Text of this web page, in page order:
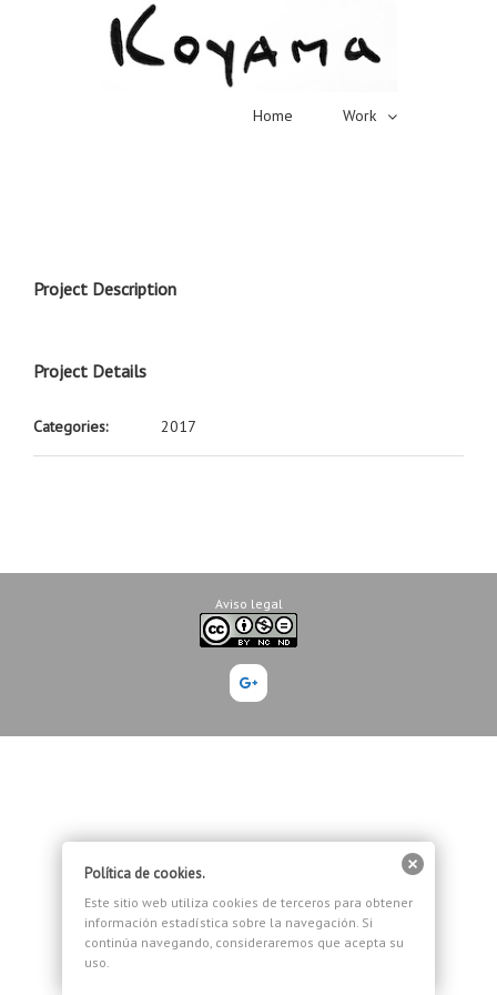
Home Work
Project Description
Project Details
Categories: 2017
Aviso legal
Google+
Política de cookies.
Este sitio web utiliza cookies de terceros para obtener
información estadística sobre la navegación. Si
continúa navegando, consideraremos que acepta su
uso.